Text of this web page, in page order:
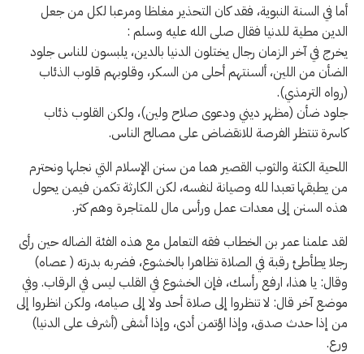
​أما في السنة النبوية، فقد كان التحذير مغلظا ومرعبا لكل من جعل
الدين مطية للدنيا فقال صلى الله عليه وسلم :
​يخرج في آخر الزمان رجال يختلون الدنيا بالدين، يلبسون للناس جلود
الضأن من اللين، ألسنتهم أحلى من السكر، وقلوبهم قلوب الذئاب
(رواه الترمذي).
​جلود ضأن (مظهر ديني ودعوى صلاح ولين)، ولكن القلوب ذئاب
كاسرة تنتظر الفرصة للانقضاض على مصالح الناس.
​اللحية الكثة والثوب القصير هما من سنن الإسلام التي نجلها ونحترم
من يطبقها تعبدا لله وصيانة لنفسه، لكن الكارثة تكمن فيمن يحول
هذه السنن إلى معدات عمل ورأس مال للمتاجرة وهم كثر.
​لقد علمنا عمر بن الخطاب فقه التعامل مع هذه الفئة الضاله حين رأى
رجلا يطأطئ رقبة في الصلاة تظاهرا بالخشوع، فضربه بدرته ( عصاه)
وقال: يا هذا، ارفع رأسك، فإن الخشوع في القلب ليس في الرقاب. وفي
موضع آخر قال: لا تنظروا إلى صلاة أحد ولا إلى صيامه، ولكن انظروا إلى
من إذا حدث صدق، وإذا اؤتمن أدى، وإذا أشفى (أشرف على الدنيا)
ورع.